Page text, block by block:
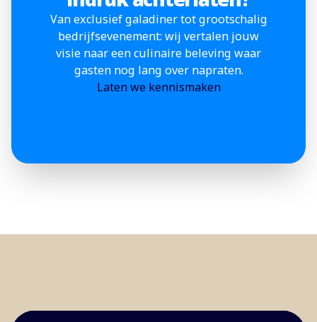
Van exclusief galadiner tot grootschalig
bedrijfsevenement: wij vertalen jouw
visie naar een culinaire beleving waar
gasten nog lang over napraten.
Laten we kennismaken